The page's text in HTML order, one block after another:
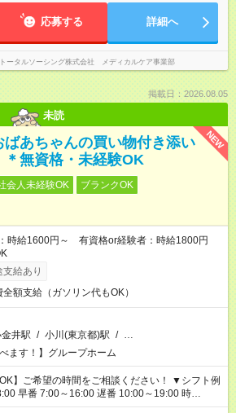
応募する 詳細へ
ータルソーシング株式会社 メディカルケア事業部
掲載日：2026.08.05
未読
NEW
あちゃんの買い物付き添い
＊無資格・未経験OK
会人未経験OK
ブランクOK
時給1600円～ 有資格or経験者：時給1800円
給あり
額支給（ガソリン代もOK）
井駅 / 小川(東京都)駅 / …
べます！】グループホーム
】ご希望の時間をご相談ください！ ▼シフト例
早番 7:00～16:00 遅番 10:00～19:00 時
には帰宅